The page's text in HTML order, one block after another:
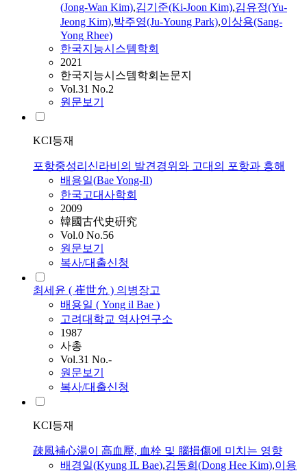
(Jong-Wan Kim),김기준(Ki-Joon Kim),김유정(Yu-
Jeong Kim),박주영(Ju-Young Park),이상용(Sang-
Yong Rhee)
한국지능시스템학회
2021
한국지능시스템학회논문지
Vol.31 No.2
원문보기
KCI등재
포항중성리신라비의 발견경위와 고대의 포항과 흥해
배용일(BaeYong-Il)
한국고대사학회
2009
韓國古代史硏究
Vol.0 No.56
원문보기
복사/대출신청
최세윤 ( 崔世允 ) 의병장고
배용일 ( Yong il Bae )
고려대학교 역사연구소
1987
사총
Vol.31 No.-
원문보기
복사/대출신청
KCI등재
疎風補心湯이 高血壓, 血栓 및 腦損傷에 미치는 영향
배 경일(Kyung IL Bae),김동희(Dong Hee Kim),이용